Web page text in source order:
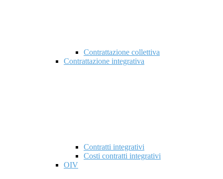
Contrattazione collettiva
Contrattazione integrativa
Contratti integrativi
Costi contratti integrativi
OIV